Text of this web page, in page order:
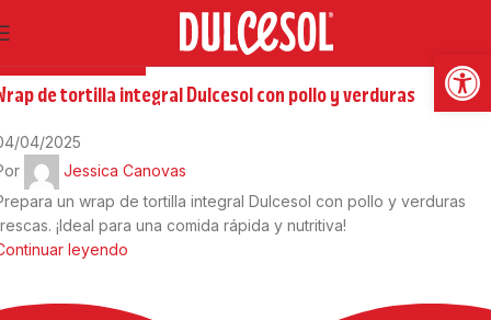
de tortilla integral Dulcesol con pollo y verduras
04/2025
Jessica Canovas
un wrap de tortilla integral Dulcesol con pollo y verduras
¡Ideal para una comida rápida y nutritiva!
leyendo